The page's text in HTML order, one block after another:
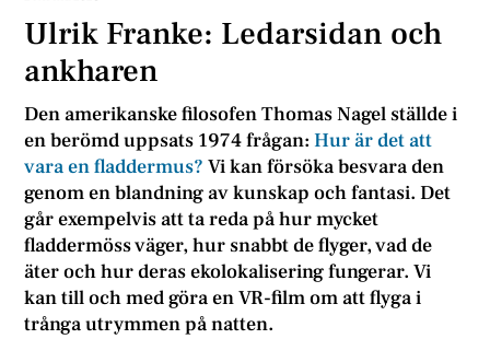
Ulrik Franke: Ledarsidan och
ankharen
Den amerikanske filosofen Thomas Nagel ställde i
en berömd uppsats 1974 frågan:Hur är det att
vara en fladdermus? Vi kan försöka besvara den
genom en blandning av kunskap och fantasi. Det
går exempelvis att ta reda på hur mycket
fladdermöss väger, hur snabbt de flyger, vad de
äter och hur deras ekolokalisering fungerar. Vi
kan till och med göra en VR-film om att flyga i
trånga utrymmen på natten.